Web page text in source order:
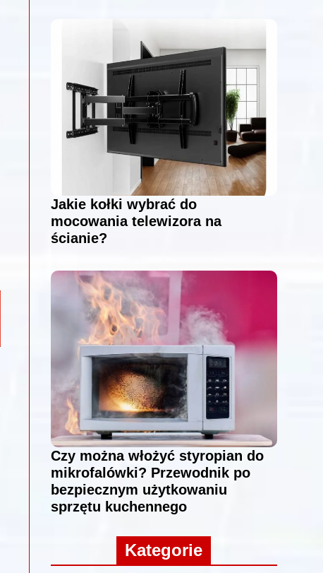
Jakie kołki wybrać do
mocowania telewizora na
ścianie?
Czy można włożyć styropian do
mikrofalówki? Przewodnik po
bezpiecznym użytkowaniu
sprzętu kuchennego
Kategorie